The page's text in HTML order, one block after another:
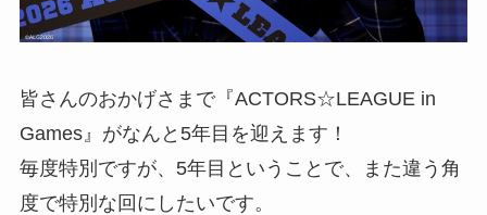
皆さんのおかげさまで『ACTORS☆LEAGUE in
Games』がなんと5年目を迎えます！
毎度特別ですが、5年目ということで、また違う角
度で特別な回にしたいです。